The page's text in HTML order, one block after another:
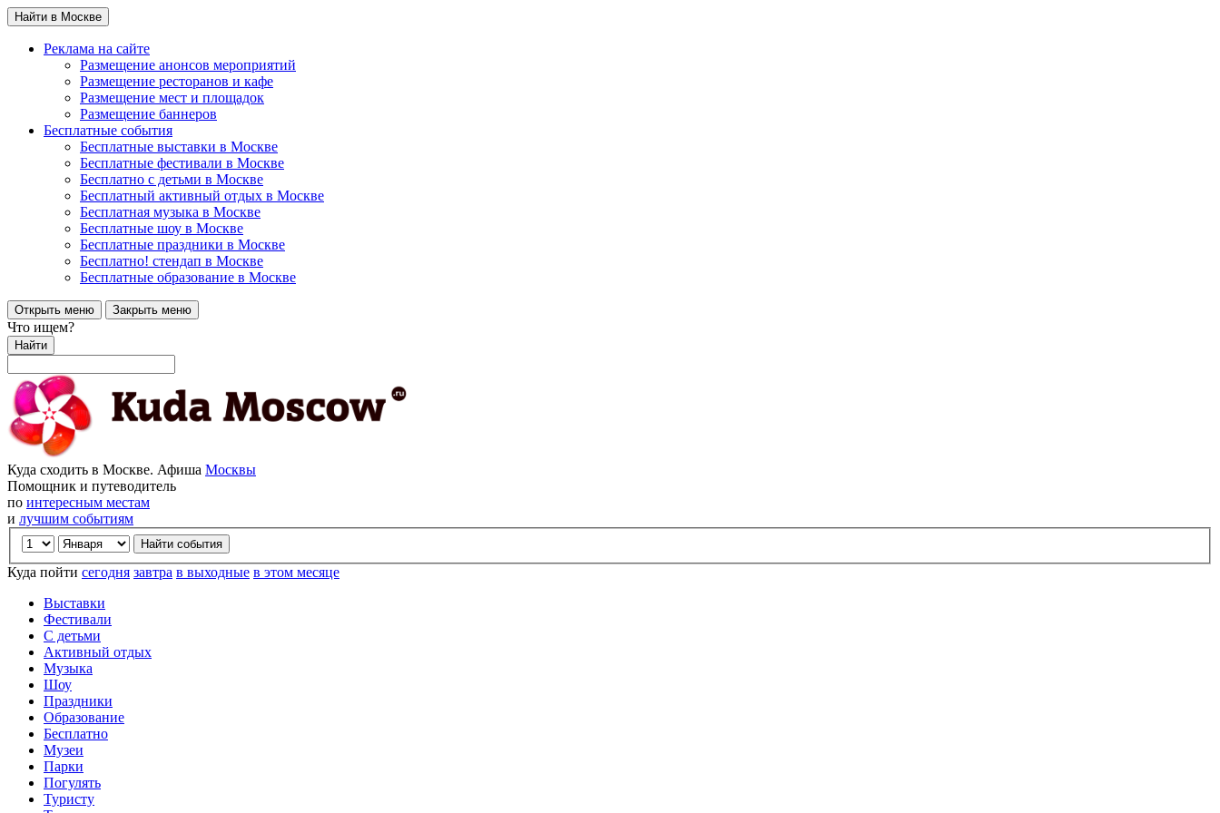
Найти в Москве
Реклама на сайте
Размещение анонсов мероприятий
Размещение ресторанов и кафе
Размещение мест и площадок
Размещение баннеров
Бесплатные события
Бесплатные выставки в Москве
Бесплатные фестивали в Москве
Бесплатно с детьми в Москве
Бесплатный активный отдых в Москве
Бесплатная музыка в Москве
Бесплатные шоу в Москве
Бесплатные праздники в Москве
Бесплатно! стендап в Москве
Бесплатные образование в Москве
Открыть меню Закрыть меню
Что ищем?
Найти
Куда сходить в Москве. Афиша Москвы
Помощник и путеводитель
по интересным местам
и лучшим событиям
Куда пойти сегодня завтра в выходные в этом месяце
Выставки
Фестивали
С детьми
Активный отдых
Музыка
Шоу
Праздники
Образование
Бесплатно
Музеи
Парки
Погулять
Туристу